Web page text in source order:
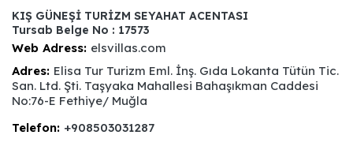
KIŞ GÜNEŞİ TURİZM SEYAHAT ACENTASI
Tursab Belge No : 17573
Web Adress: elsvillas.com
Adres: Elisa Tur Turizm Eml. İnş. Gıda Lokanta Tütün Tic.
San. Ltd. Şti. Taşyaka Mahallesi Bahaşıkman Caddesi
No:76-E Fethiye/ Muğla
Telefon: +908503031287